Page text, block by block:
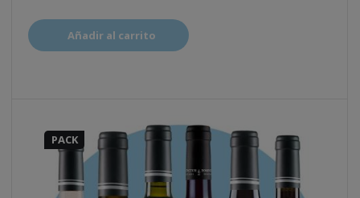
Añadir al carrito
PACK